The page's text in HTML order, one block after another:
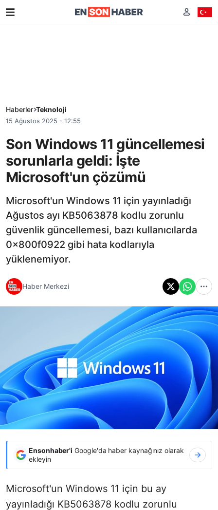
Haberler Teknoloji
15 Ağustos 2025 - 12:55
Son Windows 11 güncellemesi
sorunlarla geldi: İşte
Microsoft'un çözümü
Microsoft'un Windows 11 için yayınladığı
Ağustos ayı KB5063878 kodlu zorunlu
güvenlik güncellemesi, bazı kullanıcılarda
0x800f0922 gibi hata kodlarıyla
yüklenemiyor.
Haber Merkezi
Ensonhaber'i Google'da haber kaynağınız olarak
ekleyin
Microsoft'un Windows 11 için bu ay
yayınladığı KB5063878 kodlu zorunlu